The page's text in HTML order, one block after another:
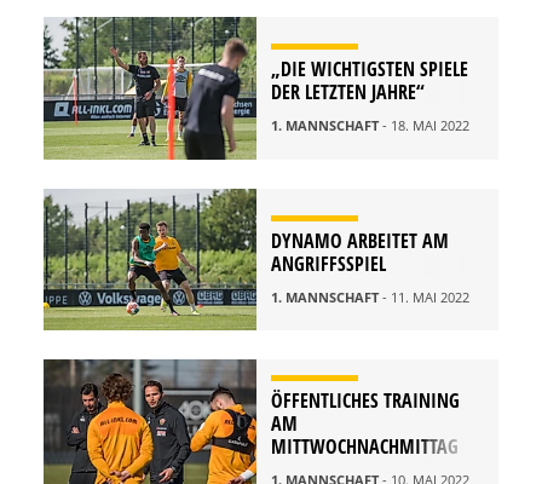
„DIE WICHTIGSTEN SPIELE
DER LETZTEN JAHRE“
1. MANNSCHAFT- 18. MAI 2022
DYNAMO ARBEITET AM
ANGRIFFSSPIEL
1. MANNSCHAFT- 11. MAI 2022
ÖFFENTLICHES TRAINING
AM
MITTWOCHNACHMITTAG
1. MANNSCHAFT- 10. MAI 2022